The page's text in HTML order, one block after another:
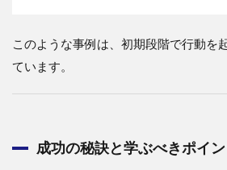
このような事例は、初期段階で行動を
ています。
成功の秘訣と学ぶべきポイン